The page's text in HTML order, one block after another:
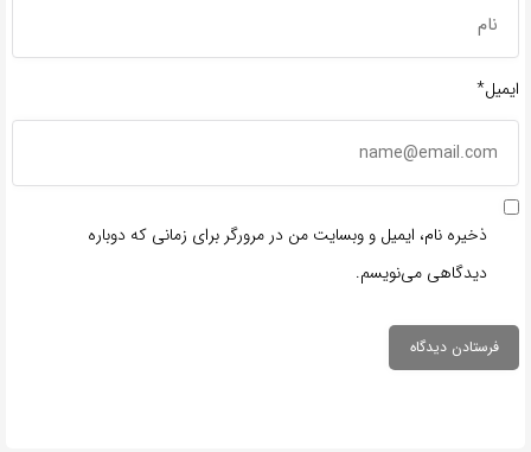
ایمیل*
ذخیره نام، ایمیل و وبسایت من در مرورگر برای زمانی که دوباره
دیدگاهی می‌نویسم.